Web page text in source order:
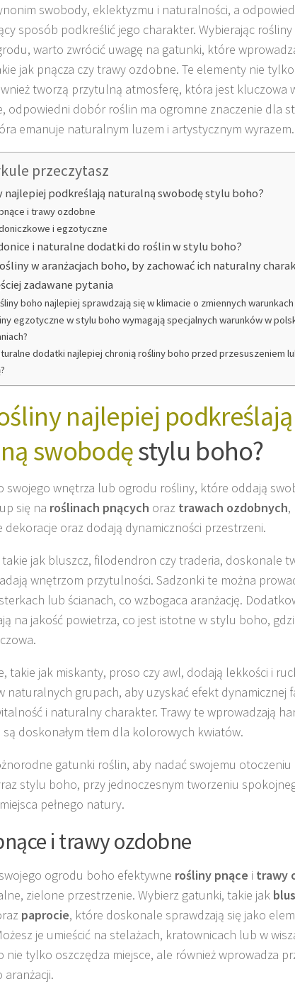
swobody, eklektyzmu i naturalności, a
sposób podkreślić jego charakter. Wybierając
warto zwrócić uwagę na gatunki, które
jak pnącza czy trawy ozdobne. Te elementy nie
tworzą przytulną atmosferę, która jest kluczowa
odpowiedni dobór roślin ma ogromne znaczenie dla
emanuje naturalnym luzem i artystycznym wyrazem.
przeczytasz
najlepiej podkreślają naturalną swobodę stylu boho?
i trawy ozdobne
i egzotyczne
i naturalne dodatki do roślin w stylu boho?
w aranżacjach boho, by zachować ich naturalny
zadawane pytania
boho najlepiej sprawdzają się w klimacie o zmiennych
egzotyczne w stylu boho wymagają specjalnych warunków w
dodatki najlepiej chronią rośliny boho przed przesuszeniem
najlepiej podkreślają
swobodęstylu boho?
swojego wnętrza lub ogrodu rośliny, które oddają
się na roślinach pnących oraz trawach ozdobnych,
dekoracje oraz dodają dynamiczności przestrzeni.
takie jak bluszcz, filodendron czy traderia, doskonale
wnętrzom przytulności. Sadzonki te można
lub ścianach, co wzbogaca aranżację.
na jakość powietrza, co jest istotne w stylu boho,
takie jak miskanty, proso czy awl, dodają lekkości i
naturalnych grupach, aby uzyskać efekt dynamicznej
i naturalny charakter. Trawy te wprowadzają
doskonałym tłem dla kolorowych kwiatów.
gatunki roślin, aby nadać swojemu otoczeniu
stylu boho, przy jednoczesnym tworzeniu
pełnego natury.
i trawy ozdobne
ogrodu boho efektywne rośliny pnące i trawy
zielone przestrzenie. Wybierz gatunki, takie jak
paprocie, które doskonale sprawdzają się jako
je umieścić na stelażach, kratownicach lub w
nie tylko oszczędza miejsce, ale również wprowadza